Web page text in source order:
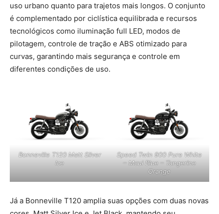
uso urbano quanto para trajetos mais longos. O conjunto
é complementado por ciclística equilibrada e recursos
tecnológicos como iluminação full LED, modos de
pilotagem, controle de tração e ABS otimizado para
curvas, garantindo mais segurança e controle em
diferentes condições de uso.
Bonneville T120 Matt Silver
Ice
Speed Twin 900 Pure White
– Maui Blue – Tangerine
Orange
Já a Bonneville T120 amplia suas opções com duas novas